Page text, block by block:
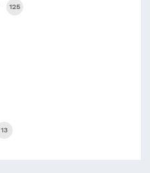
125
13